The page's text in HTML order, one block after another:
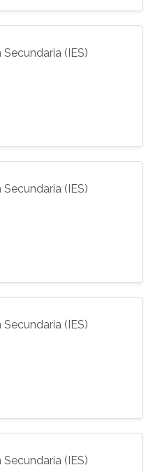
(IES)
(IES)
(IES)
(IES)